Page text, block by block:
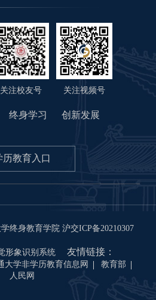
关注校友号 关注视频号
终身学习 创新发展
历教育入口
终身教育学院 沪交ICP备20210307
形象识别系统 友情链接：
大学非学历教育信息网
教育部
人民网